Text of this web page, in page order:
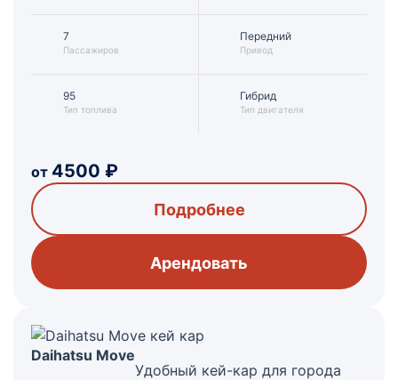
7
Пассажиров
95
Тип топлива
Передний
Привод
Гибрид
Тип двигателя
от 4500 ₽
Подробнее
Арендовать
Daihatsu Move
Удобный кей-кар для города